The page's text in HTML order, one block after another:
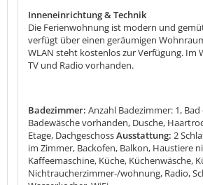
Inneneinrichtung & Technik
Die Ferienwohnung ist modern und
verfügt über einen geräumigen
WLAN steht kostenlos zur Verfügung. Im
TV und Radio vorhanden.
Badezimmer: Anzahl Badezimmer: 1,
Badewäsche vorhanden, Dusche,
Etage, DachgeschossAusstattung: 2
im Zimmer, Backofen, Balkon, Haustiere
Kaffeemaschine, Küche, Küchenwäsche,
Nichtraucherzimmer-/wohnung, Radio,